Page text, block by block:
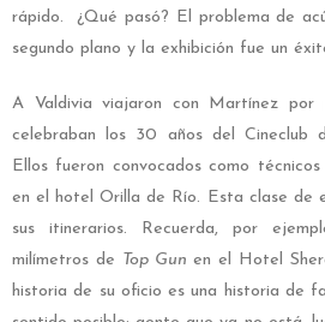
rápido. ¿Qué pasó? El problema de
segundo plano y la exhibición fue un
A Valdivia viajaron con Martínez por
celebraban los 30 años del Cineclub
Ellos fueron convocados como
en el hotel Orilla de Río. Esta clase de
sus itinerarios. Recuerda, por
milímetros de Top Gun en el Hotel
historia de su oficio es una historia de